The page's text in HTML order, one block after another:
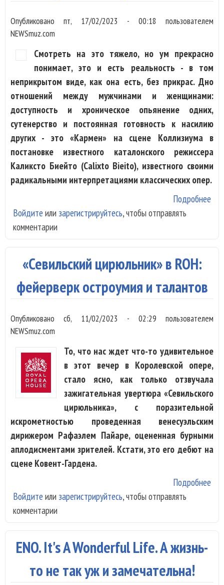
Опубликованопт, 17/02/2023 - 00:18 пользователем
NEWSmuz.com
Смотреть на это тяжело, но ум прекрасно
понимает, это и есть реальность - в том
неприкрытом виде, как она есть, без прикрас. Дно
отношений между мужчинами и женщинами:
доступность и хроническое опьянение одних,
сутенерство и постоянная готовность к насилию
других - это «Кармен» на сцене Коллизиума в
постановке известного каталонского режиссера
Каликсто Биейто (Calixto Bieito), известного своими
радикальными интерпретациями классических опер.
Подробнее
Войдите или зарегистрируйтесь, чтобы отправлять
комментарии
«Севильский цирюльник» в ROH:
фейерверк остроумия и талантов
Опубликованосб, 11/02/2023 - 02:29 пользователем
NEWSmuz.com
То, что нас ждет что-то удивительное
в этот вечер в Королевской опере,
стало ясно, как только отзвучала
зажигательная увертюра «Севильского
цирюльника», с поразительной
искрометностью проведенная венесуэльским
дирижером Рафаэлeм Пайаре, оцененная бурными
аплодисментами зрителей. Кстати, это его дебют на
сцене Ковент-Гардена.
Подробнее
Войдите или зарегистрируйтесь, чтобы отправлять
комментарии
ENO. It's A Wonderful Life. А жизнь-
то не так уж и замечательна!